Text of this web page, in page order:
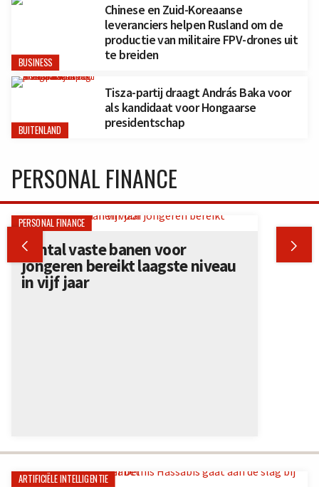
BUSINESS
Chinese en Zuid-Koreaanse
leveranciers helpen Rusland om de
productie van militaire FPV-drones uit
te breiden
BUITENLAND
Tisza-partij draagt András Baka voor
als kandidaat voor Hongaarse
presidentschap
ARTIFICIËLE INTELLIGENTIE
PERSONAL FINANCE
 
PERSONAL FINANCE
Aantal vaste banen voor
jongeren bereikt laagste niveau
in vijf jaar